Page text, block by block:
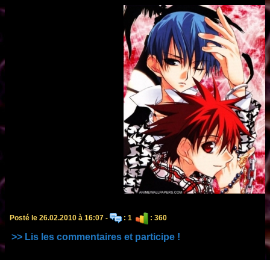
Posté le 26.02.2010 à 16:07 - : 1 : 360
>> Lis les commentaires et participe !